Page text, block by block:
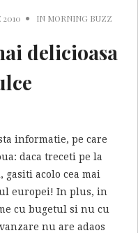
2010 IN MORNING BUZZ
delicioasa
informatie, pe care
daca treceti pe la
gasiti acolo cea mai
europei! In plus, in
cu bugetul si nu cu
nu are adaos